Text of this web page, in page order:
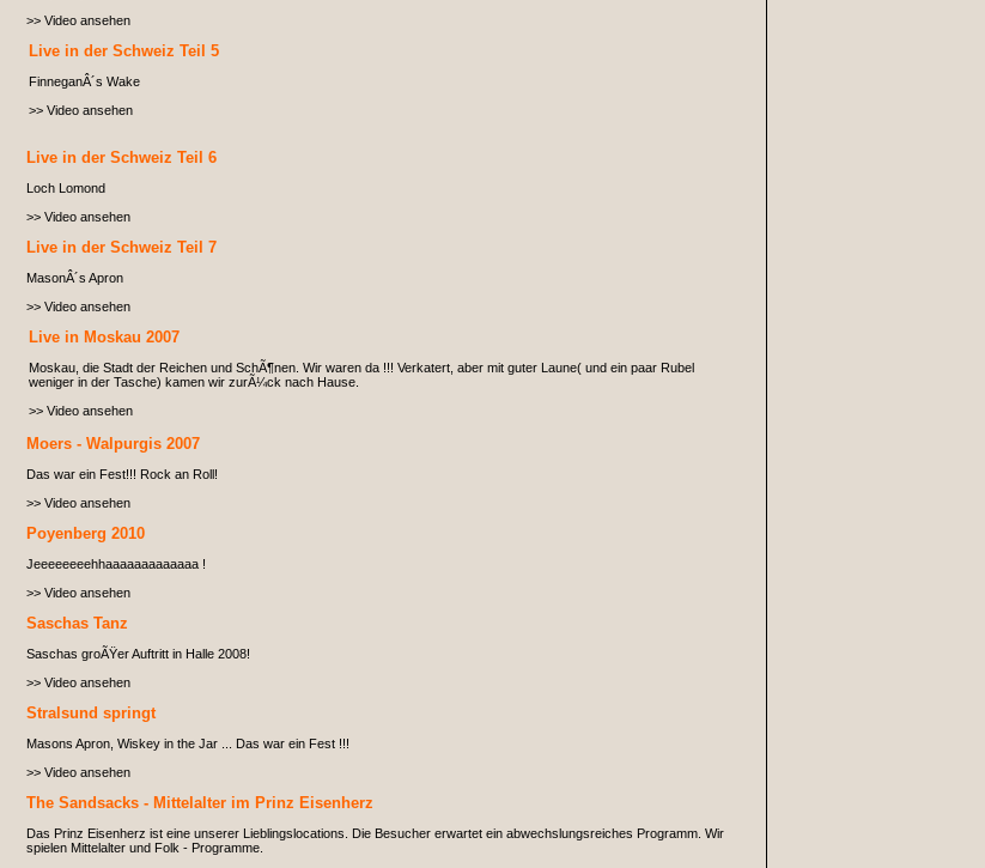
>> Video ansehen
Live in der Schweiz Teil 5
FinneganÂ´s Wake
>> Video ansehen
Live in der Schweiz Teil 6
Loch Lomond
>> Video ansehen
Live in der Schweiz Teil 7
MasonÂ´s Apron
>> Video ansehen
Live in Moskau 2007
Moskau, die Stadt der Reichen und SchÃ¶nen. Wir waren da !!! Verkatert, aber mit guter Laune( und ein paar Rubel
weniger in der Tasche) kamen wir zurÃ¼ck nach Hause.
>> Video ansehen
Moers - Walpurgis 2007
Das war ein Fest!!! Rock an Roll!
>> Video ansehen
Poyenberg 2010
Jeeeeeeeehhaaaaaaaaaaaaa !
>> Video ansehen
Saschas Tanz
Saschas groÃŸer Auftritt in Halle 2008!
>> Video ansehen
Stralsund springt
Masons Apron, Wiskey in the Jar ... Das war ein Fest !!!
>> Video ansehen
The Sandsacks - Mittelalter im Prinz Eisenherz
Das Prinz Eisenherz ist eine unserer Lieblingslocations. Die Besucher erwartet ein abwechslungsreiches Programm. Wir
spielen Mittelalter und Folk - Programme.